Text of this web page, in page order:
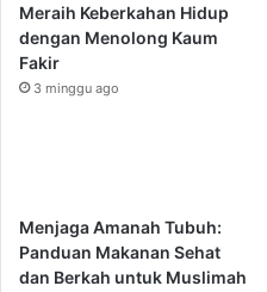
Meraih Keberkahan Hidup
dengan Menolong Kaum
Fakir
3 minggu ago
Menjaga Amanah Tubuh:
Panduan Makanan Sehat
dan Berkah untuk Muslimah